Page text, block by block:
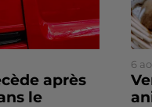
après
le
6